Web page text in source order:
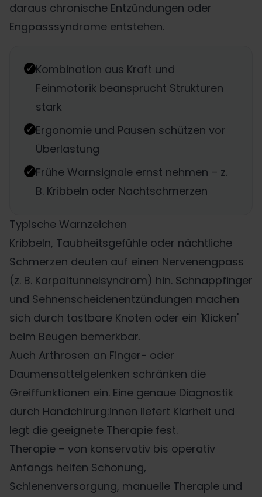
daraus chronische Entzündungen oder
Engpasssyndrome entstehen.
✓Kombination aus Kraft und
Feinmotorik beansprucht Strukturen
stark
✓Ergonomie und Pausen schützen vor
Überlastung
✓Frühe Warnsignale ernst nehmen – z.
B. Kribbeln oder Nachtschmerzen
Typische Warnzeichen
Kribbeln, Taubheitsgefühle oder nächtliche
Schmerzen deuten auf einen Nervenengpass
(z. B. Karpaltunnelsyndrom) hin. Schnappfinger
und Sehnenscheidenentzündungen machen
sich durch tastbare Knoten oder ein 'Klicken'
beim Beugen bemerkbar.
Auch Arthrosen an Finger- oder
Daumensattelgelenken schränken die
Greiffunktionen ein. Eine genaue Diagnostik
durch Handchirurg:innen liefert Klarheit und
legt die geeignete Therapie fest.
Therapie – von konservativ bis operativ
Anfangs helfen Schonung,
Schienenversorgung, manuelle Therapie und